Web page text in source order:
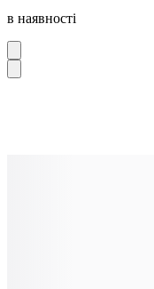
в наявності